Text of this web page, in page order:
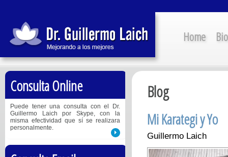
Home
Consulta Online
Puede tener una consulta con el Dr.
Guillermo Laich por Skype, con la
misma efectividad que sí se realizara
personalmente.
Blog
Mi Karategi y Yo
Guillermo Laich